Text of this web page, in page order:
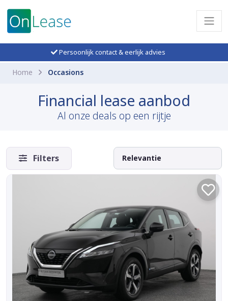
Persoonlijk contact & eerlijk advies
Home Occasions
Financial lease aanbod
Al onze deals op een rijtje
Filters